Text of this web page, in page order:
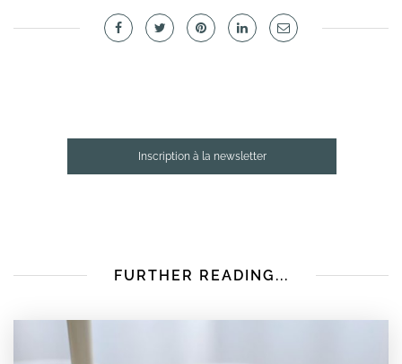
Inscription à la newsletter
FURTHER READING...